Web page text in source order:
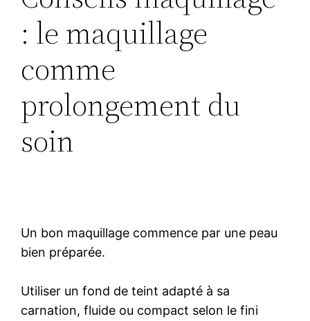
: le maquillage
comme
prolongement du
soin
Un bon maquillage commence par une peau
bien préparée.
Utiliser un fond de teint adapté à sa
carnation, fluide ou compact selon le fini